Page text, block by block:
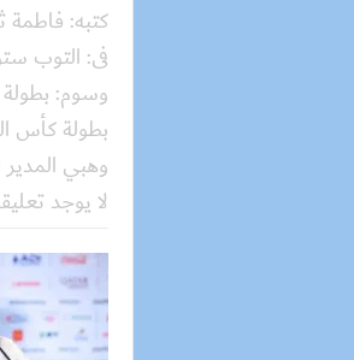
كتبه: فاطمة
فى: التوب
وسوم:
بطولة كأس
وهبي
لا يوجد